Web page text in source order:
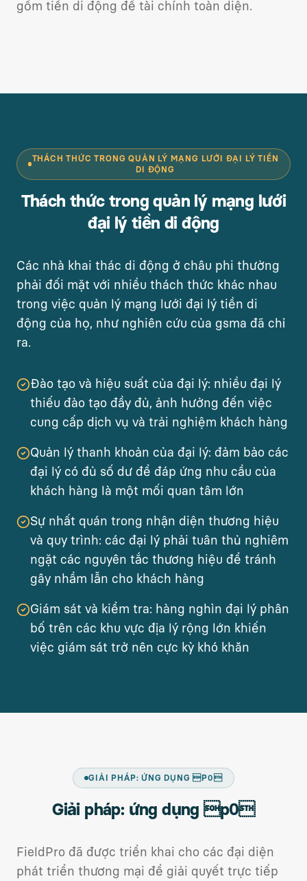
gồm tiền di động để tài chính toàn diện.
THÁCH THỨC TRONG QUẢN LÝ MẠNG LƯỚI ĐẠI LÝ TIỀN
DI ĐỘNG
Thách thức trong quản lý mạng lưới
đại lý tiền di động
Các nhà khai thác di động ở châu phi thường
phải đối mặt với nhiều thách thức khác nhau
trong việc quản lý mạng lưới đại lý tiền di
động của họ, như nghiên cứu của gsma đã chỉ
ra.
Đào tạo và hiệu suất của đại lý: nhiều đại lý
thiếu đào tạo đầy đủ, ảnh hưởng đến việc
cung cấp dịch vụ và trải nghiệm khách hàng
Quản lý thanh khoản của đại lý: đảm bảo các
đại lý có đủ số dư để đáp ứng nhu cầu của
khách hàng là một mối quan tâm lớn
Sự nhất quán trong nhận diện thương hiệu
và quy trình: các đại lý phải tuân thủ nghiêm
ngặt các nguyên tắc thương hiệu để tránh
gây nhầm lẫn cho khách hàng
Giám sát và kiểm tra: hàng nghìn đại lý phân
bố trên các khu vực địa lý rộng lớn khiến
việc giám sát trở nên cực kỳ khó khăn
GIẢI PHÁP: ỨNG DỤNG P0
Giải pháp: ứng dụng p0
FieldPro đã được triển khai cho các đại diện
phát triển thương mại để giải quyết trực tiếp